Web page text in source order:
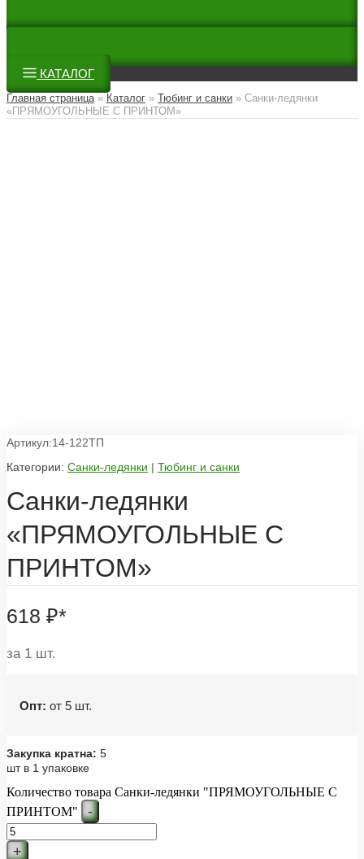
КАТАЛОГ
Главная страница» Каталог » Тюбинг и санки » Санки-ледянки
«ПРЯМОУГОЛЬНЫЕ С ПРИНТОМ»
Артикул:14-122ТП
Категории: Санки-ледянки | Тюбинг и санки
Санки-ледянки
«ПРЯМОУГОЛЬНЫЕ С
ПРИНТОМ»
618 ₽*
за 1 шт.
Опт: от 5 шт.
Закупка кратна: 5
шт в 1 упаковке
Количество товара Санки-ледянки "ПРЯМОУГОЛЬНЫЕ С
ПРИНТОМ"
-
+